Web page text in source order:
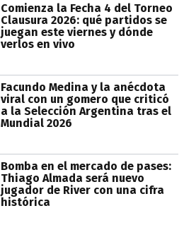
Comienza la Fecha 4 del Torneo
Clausura 2026: qué partidos se
juegan este viernes y dónde
verlos en vivo
Facundo Medina y la anécdota
viral con un gomero que criticó
a la Selección Argentina tras el
Mundial 2026
Bomba en el mercado de pases:
Thiago Almada será nuevo
jugador de River con una cifra
histórica